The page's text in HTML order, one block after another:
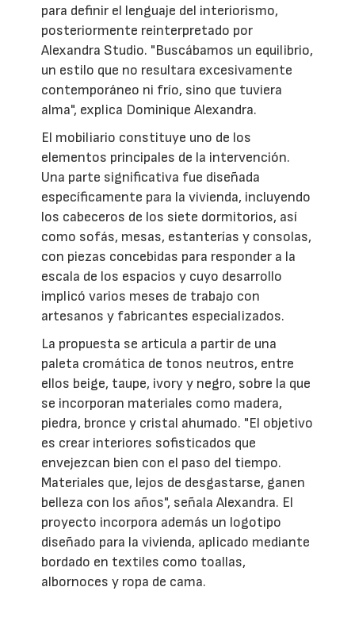
para definir el lenguaje del interiorismo,
posteriormente reinterpretado por
Alexandra Studio. "Buscábamos un equilibrio,
un estilo que no resultara excesivamente
contemporáneo ni frío, sino que tuviera
alma", explica Dominique Alexandra.
El mobiliario constituye uno de los
elementos principales de la intervención.
Una parte significativa fue diseñada
específicamente para la vivienda, incluyendo
los cabeceros de los siete dormitorios, así
como sofás, mesas, estanterías y consolas,
con piezas concebidas para responder a la
escala de los espacios y cuyo desarrollo
implicó varios meses de trabajo con
artesanos y fabricantes especializados.
La propuesta se articula a partir de una
paleta cromática de tonos neutros, entre
ellos beige, taupe, ivory y negro, sobre la que
se incorporan materiales como madera,
piedra, bronce y cristal ahumado. "El objetivo
es crear interiores sofisticados que
envejezcan bien con el paso del tiempo.
Materiales que, lejos de desgastarse, ganen
belleza con los años", señala Alexandra. El
proyecto incorpora además un logotipo
diseñado para la vivienda, aplicado mediante
bordado en textiles como toallas,
albornoces y ropa de cama.